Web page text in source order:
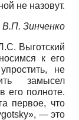
не назовут.
В.П. Зинченко
Выготский
к его
не
замысел
его полноте.
первое, что
— это